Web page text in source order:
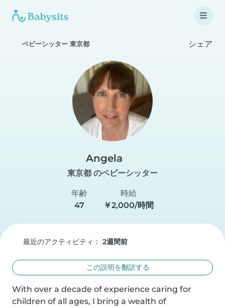
ベビーシッター 東京都 シェア
Angela
東京都 のベビーシッター
年齢
47
時給
￥2,000/時間
最近のアクティビティ： 2週間前
この説明を翻訳する
With over a decade of experience caring for
children of all ages, I bring a wealth of